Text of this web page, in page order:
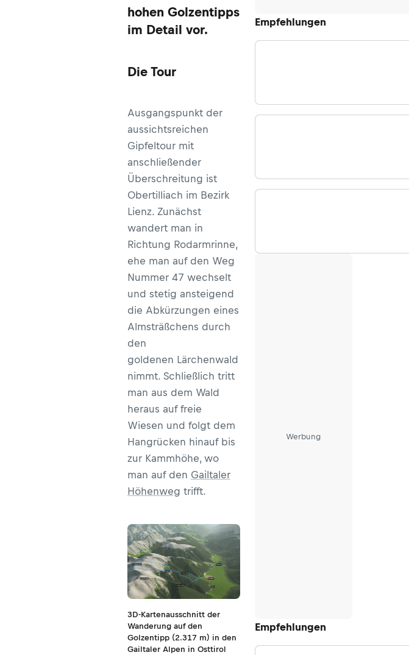
Empfehlungen
Werbung
Empfehlungen
hohen Golzentipps
im Detail vor.
Die Tour
Ausgangspunkt der
aussichtsreichen
Gipfeltour mit
anschließender
Überschreitung ist
Obertilliach im Bezirk
Lienz. Zunächst
wandert man in
Richtung Rodarmrinne,
ehe man auf den Weg
Nummer 47 wechselt
und stetig ansteigend
die Abkürzungen eines
Almsträßchens durch
den
goldenen Lärchenwald
nimmt. Schließlich tritt
man aus dem Wald
heraus auf freie
Wiesen und folgt dem
Hangrücken hinauf bis
zur Kammhöhe, wo
man auf den Gailtaler
Höhenweg trifft.
3D-Kartenausschnitt der
Wanderung auf den
Golzentipp (2.317 m) in den
Gailtaler Alpen in Osttirol